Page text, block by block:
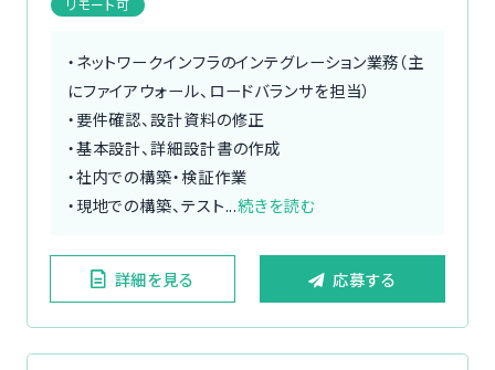
・ネットワークインフラのインテグレーション業務（主
にファイアウォール、ロードバランサを担当）
・要件確認、設計資料の修正
・基本設計、詳細設計書の作成
・社内での構築・検証作業
・現地での構築、テスト...続きを読む
詳細を見る 応募する